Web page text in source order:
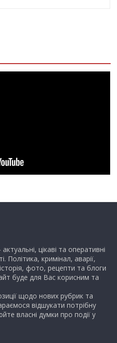
цікаві та оперативні
Політика, кримінал, аварії,
фото, рецепти та блоги
буде для Вас корисним та
щодо нових рубрик та
відшукати потрібну
власні думки про події у